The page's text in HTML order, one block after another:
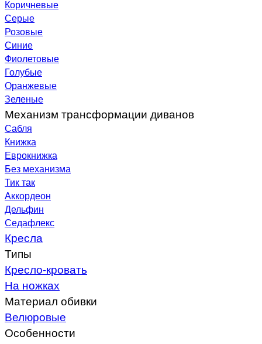
Коричневые
Серые
Розовые
Синие
Фиолетовые
Голубые
Оранжевые
Зеленые
Механизм трансформации диванов
Сабля
Книжка
Еврокнижка
Без механизма
Тик так
Аккордеон
Дельфин
Седафлекс
Кресла
Типы
Кресло-кровать
На ножках
Материал обивки
Велюровые
Особенности